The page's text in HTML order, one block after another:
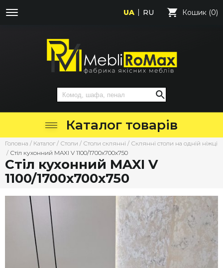
UA RU Кошик (0)
Каталог товарів
Головна / Каталог / Столи / Столи склянні / Склянні столи на одній ніжці
/ Стіл кухонний MAXI V 1100/1700х700х750
Стіл кухонний MAXI V
1100/1700х700х750